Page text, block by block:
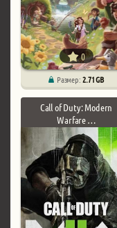
0
Размер:2.71 GB
Call of Duty: Modern
Warfare …